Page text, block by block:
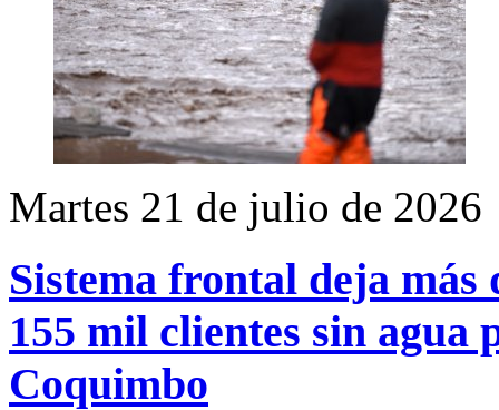
Martes 21 de julio de 2026
Sistema frontal deja más
155 mil clientes sin agua
Coquimbo